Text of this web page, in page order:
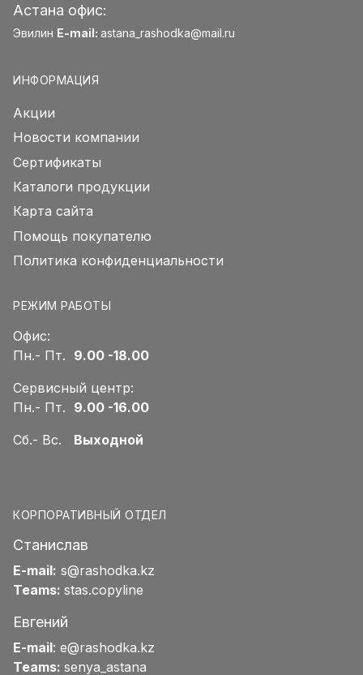
Астана офис:
Эвилин E-mail: astana_rashodka@mail.ru
ИНФОРМАЦИЯ
Акции
Новости компании
Сертификаты
Каталоги продукции
Карта сайта
Помощь покупателю
Политика конфиденциальности
РЕЖИМ РАБОТЫ
Офис:
Пн.- Пт. 9.00 -18.00
Сервисный центр:
Пн.- Пт. 9.00 -16.00
Сб.- Вс. Выходной
КОРПОРАТИВНЫЙ ОТДЕЛ
Станислав
E-mail: s@rashodka.kz
Teams: stas.copyline
Евгений
E-mail: e@rashodka.kz
Teams: senya_astana